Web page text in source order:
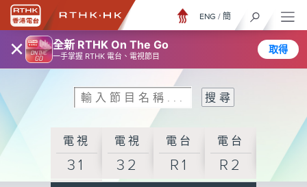
× 全新 RTHK On The Go
一手掌握 RTHK 電台、電視節目
取得
ENG / 簡
電視
31
電視
32
電台
R1
電台
R2